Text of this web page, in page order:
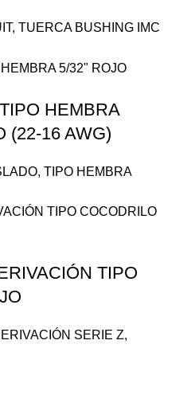
, TUERCA BUSHING IMC
HEMBRA
(22-16 AWG)
, TIPO HEMBRA
TIPO
SERIE Z,